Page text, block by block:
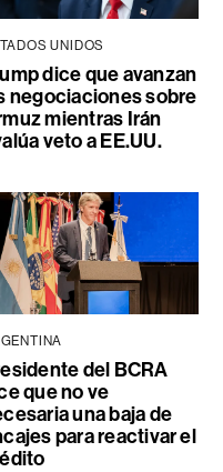
UNIDOS
dice que avanzan
negociaciones sobre
mientras Irán
veto a EE.UU.
del BCRA
que no ve
una baja de
para reactivar el